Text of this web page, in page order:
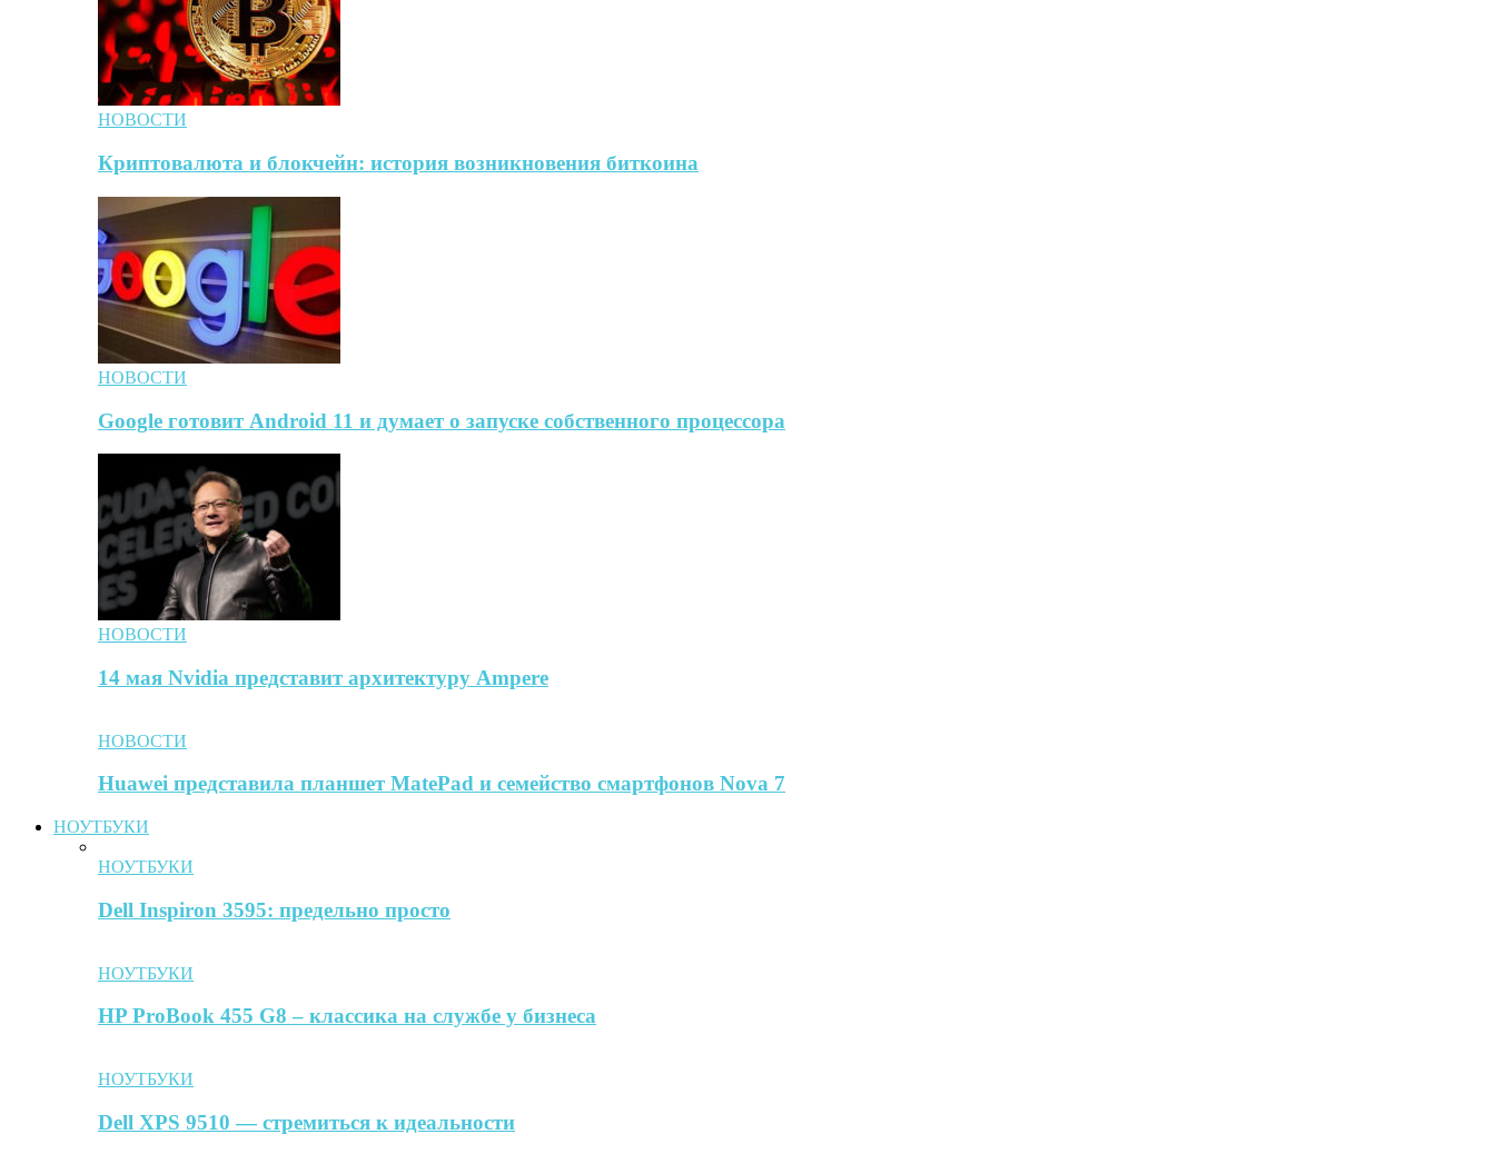
НОВОСТИ
Криптовалюта и блокчейн: история возникновения биткоина
НОВОСТИ
Google готовит Android 11 и думает о запуске собственного процессора
НОВОСТИ
14 мая Nvidia представит архитектуру Ampere
НОВОСТИ
Huawei представила планшет MatePad и семейство смартфонов Nova 7
НОУТБУКИ
НОУТБУКИ
Dell Inspiron 3595: предельно просто
НОУТБУКИ
HP ProBook 455 G8 – классика на службе у бизнеса
НОУТБУКИ
Dell XPS 9510 — стремиться к идеальности